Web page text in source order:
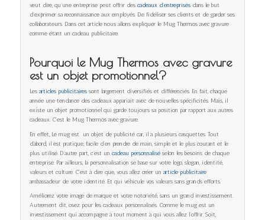
veut dire, qu’une entreprise peut offrir des cadeaux d’entreprisesdans le but
d’exprimer sa reconnaissance aux employés. De fidéliser ses clients et de garder ses
collaborateurs. Dans cet article nous allons expliquer le Mug Thermos avec gravure
comme étant un cadeau publicitaire.
Pourquoi le Mug Thermos avec gravure
est un objet promotionnel?
Lesarticles publicitairessont largement diversifiés et différenciés. En fait, chaque
année une tendance des cadeaux appariait avec de nouvelles spécificités. Mais, il
existe un objet promotionnel qui garde toujours sa position par rapport aux autres
cadeaux. C’est le Mug Thermos avec gravure.
En effet, Le mug est un objet de publicité car, il a plusieurs casquettes. Tout
d’abord, il est pratique, facile d’en prendre de main, simple et le plus courant et le
plus utilisé. D’autre part, c’est un cadeau personnaliséselon les besoins de chaque
entreprise. Par ailleurs, la personnalisation se base sur votre logo, slogan, identité,
valeurs et culture. C’est à dire que, vous allez créer un article publicitaire
ambassadeur de votre identité. Et qui véhicule vos valeurs sans grands efforts.
Améliorez votre image de marque et votre notoriété, sans un grand investissement.
Autrement dit, osez pour les cadeaux personnalisés. Comme le mug est un
investissement qui accompagne à tout moment à qui vous allez l’offrir. Soit,